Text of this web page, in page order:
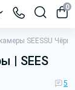
0
SEESSU
| SEES
5